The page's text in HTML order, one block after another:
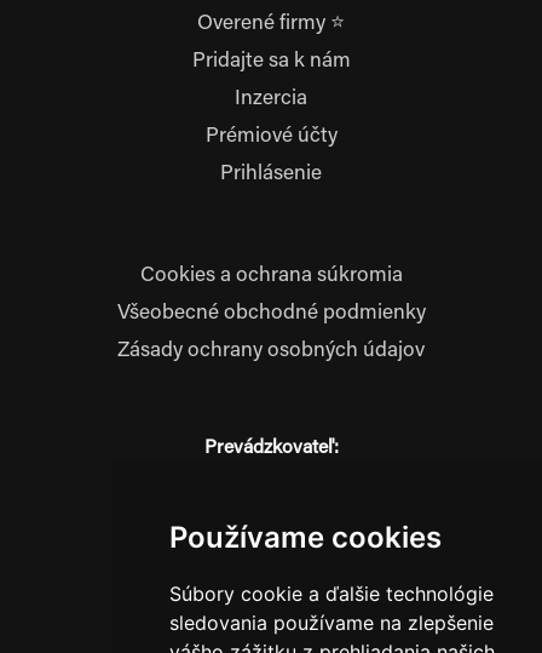
Používame cookies
Súbory cookie a ďalšie technológie
sledovania používame na zlepšenie
Overené firmy ⭐
Pridajte sa k nám
Inzercia
Prémiové účty
Prihlásenie
Cookies a ochrana súkromia
Všeobecné obchodné podmienky
Zásady ochrany osobných údajov
Prevádzkovateľ:
014 01 Bytča
DIČ: 2121076738